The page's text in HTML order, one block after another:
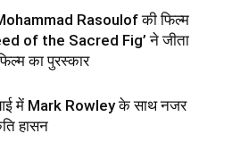
Rasoulof की फिल्म
of the Sacred Fig’ ने जीता
का पुरस्कार
में Mark Rowley के साथ नजर
हासन